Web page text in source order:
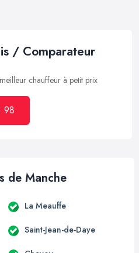
/ Comparateur
chauffeur à petit prix
98
de Manche
La Meauffe
Saint-Jean-de-Daye